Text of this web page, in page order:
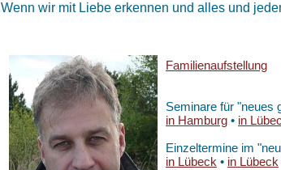
Wenn wir mit Liebe erkennen und alles und
Familienaufstellung
Seminare für "neues
in Hamburg • in
Einzeltermine im
in Lübeck • in Lübeck